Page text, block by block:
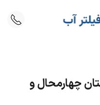
چهارمحال و